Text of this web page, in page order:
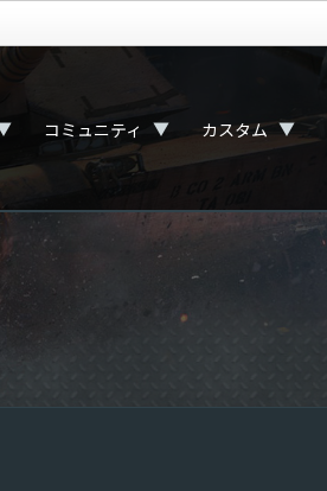
コミュニティ ▼ カスタム ▼